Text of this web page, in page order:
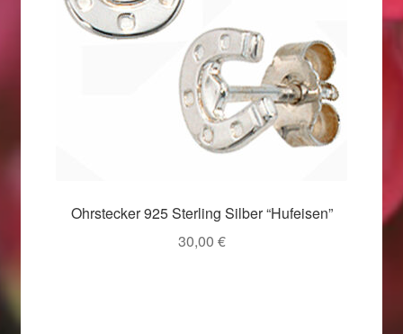
Weihnachtsangebote 2018
Weihnachtsangebote 2019
Weihnachtsangebote 2020
Ohrstecker 925 Sterling Silber “Hufeisen”
30,00 €